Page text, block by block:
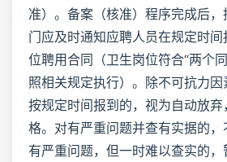
准）。备案（核准）程序完成后
门应及时通知应聘人员在规定时
位聘用合同（卫生岗位符合“两个
照相关规定执行）。除不可抗力
按规定时间报到的，视为自动放
格。对有严重问题并查有实据的
有严重问题，但一时难以查实的